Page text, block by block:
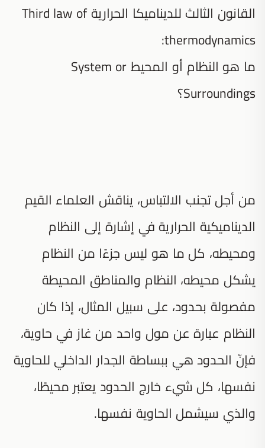
القانون الثالث للديناميكا الحرارية Third law of
thermodynamics:
ما هو النظام أو المحيط System or
Surroundings؟
من أجل تجنب الالتباس، يناقش العلماء القيم
الديناميكية الحرارية في إشارة إلى النظام
ومحيطه، كل ما هو ليس جزءًا من النظام
يشكل محيطه، النظام والمناطق المحيطة
مفصولة بحدود، على سبيل المثال، إذا كان
النظام عبارة عن مول واحد من غاز في حاوية،
فإنّ الحدود هي ببساطة الجدار الداخلي للحاوية
نفسها، كل شيء خارج الحدود يعتبر محيطًا،
والذي سيشمل الحاوية نفسها.